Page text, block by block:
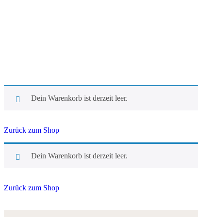
Dein Warenkorb ist derzeit leer.
Zurück zum Shop
Dein Warenkorb ist derzeit leer.
Zurück zum Shop